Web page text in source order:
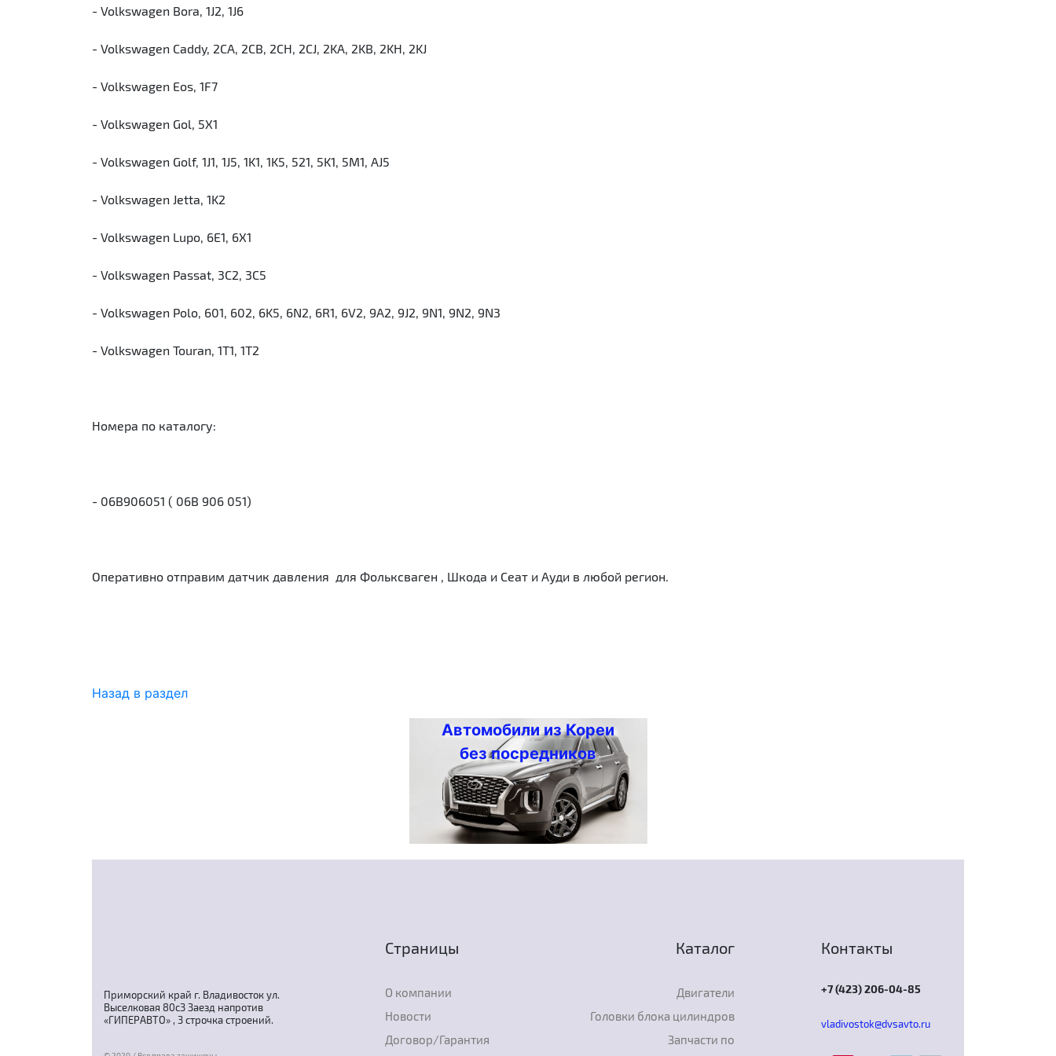
- Volkswagen Bora, 1J2, 1J6
- Volkswagen Caddy, 2CA, 2CB, 2CH, 2CJ, 2KA, 2KB, 2KH, 2KJ
- Volkswagen Eos, 1F7
- Volkswagen Gol, 5X1
- Volkswagen Golf, 1J1, 1J5, 1K1, 1K5, 521, 5K1, 5M1, AJ5
- Volkswagen Jetta, 1K2
- Volkswagen Lupo, 6E1, 6X1
- Volkswagen Passat, 3C2, 3C5
- Volkswagen Polo, 601, 602, 6K5, 6N2, 6R1, 6V2, 9A2, 9J2, 9N1, 9N2, 9N3
- Volkswagen Touran, 1T1, 1T2
Номера по каталогу:
- 06B906051 ( 06B 906 051)
Оперативно отправим датчик давления для Фольксваген , Шкода и Сеат и Ауди в любой регион.
Назад в раздел
Автомобили из Кореи
без посредников
Приморский край г. Владивосток ул.
Выселковая 80с3 Заезд напротив
«ГИПЕРАВТО» , 3 строчка строений.
Страницы
О компании
Новости
Договор/Гарантия
Каталог
Двигатели
Головки блока цилиндров
Запчасти по
Контакты
+7 (423) 206-04-85
vladivostok@dvsavto.ru